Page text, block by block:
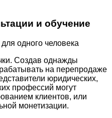
и обучение
Создав однажды
на перепродаже
юридических,
профессий могут
клиентов, или
монетизации.